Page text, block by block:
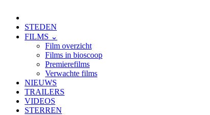
STEDEN
FILMS ⌄
Film overzicht
Films in bioscoop
Premierefilms
Verwachte films
NIEUWS
TRAILERS
VIDEOS
STERREN